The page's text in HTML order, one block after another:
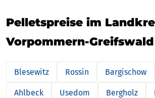
Pelletspreise im
Vorpommern-Greifswald
Blesewitz Rossin Bargischow
Ahlbeck Usedom Bergholz